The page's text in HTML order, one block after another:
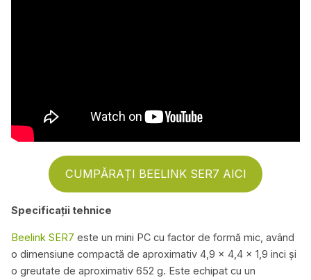
CUMPĂRAȚI BEELINK SER7 AICI
Specificații tehnice
Beelink SER7 este un mini PC cu factor de formă mic, având
o dimensiune compactă de aproximativ 4,9 x 4,4 x 1,9 inci și
o greutate de aproximativ 652 g. Este echipat cu un